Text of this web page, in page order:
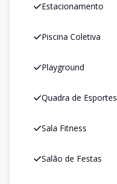
Estacionamento
Piscina Coletiva
Playground
Quadra de Esportes
Sala Fitness
Salão de Festas